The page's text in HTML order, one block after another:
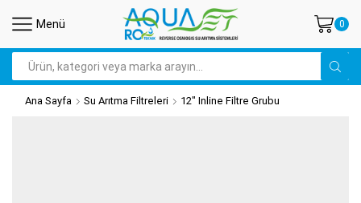
Menü 0
Search
input
Ana Sayfa Su Arıtma Filtreleri 12" Inline Filtre Grubu